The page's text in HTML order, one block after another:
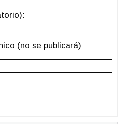
(no se publicará)